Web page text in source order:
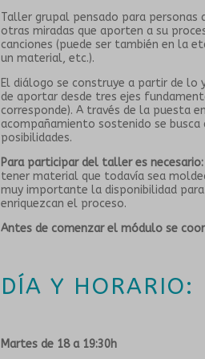
Taller grupal pensado para personas
otras miradas que aporten a su
canciones (puede ser también en la
un material, etc.).
El diálogo se construye a partir de lo
de aportar desde tres ejes
corresponde). A través de la puesta
acompañamiento sostenido se
posibilidades.
Para participar del taller es necesario:
tener material que todavía sea
muy importante la disponibilidad
enriquezcan el proceso.
Antes de comenzar el módulo se
DÍA Y HORARIO:
Martes de 18 a 19:30h